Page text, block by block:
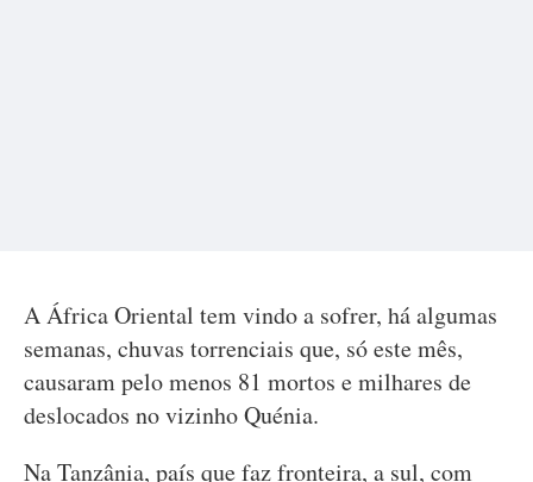
A África Oriental tem vindo a sofrer, há algumas
semanas, chuvas torrenciais que, só este mês,
causaram pelo menos 81 mortos e milhares de
deslocados no vizinho Quénia.
Na Tanzânia, país que faz fronteira, a sul, com